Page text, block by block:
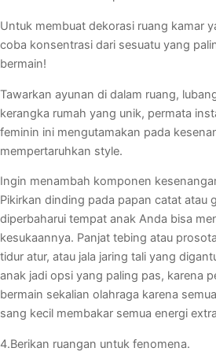
Untuk membuat dekorasi ruang kamar
coba konsentrasi dari sesuatu yang
bermain!
Tawarkan ayunan di dalam ruang,
kerangka rumah yang unik, permata
feminin ini mengutamakan pada
mempertaruhkan style.
Ingin menambah komponen
Pikirkan dinding pada papan catat atau
diperbaharui tempat anak Anda bisa
kesukaannya. Panjat tebing atau
tidur atur, atau jala jaring tali yang
anak jadi opsi yang paling pas, karena
bermain sekalian olahraga karena
sang kecil membakar semua energi
4.Berikan ruangan untuk fenomena.